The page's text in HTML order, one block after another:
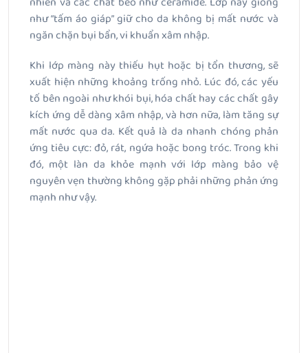
như “tấm áo giáp” giữ cho da không bị mất nước và
ngăn chặn bụi bẩn, vi khuẩn xâm nhập.
Khi lớp màng này thiếu hụt hoặc bị tổn thương, sẽ
xuất hiện những khoảng trống nhỏ. Lúc đó, các yếu
tố bên ngoài như khói bụi, hóa chất hay các chất gây
kích ứng dễ dàng xâm nhập, và hơn nữa, làm tăng sự
mất nước qua da. Kết quả là da nhanh chóng phản
ứng tiêu cực: đỏ, rát, ngứa hoặc bong tróc. Trong khi
đó, một làn da khỏe mạnh với lớp màng bảo vệ
nguyên vẹn thường không gặp phải những phản ứng
mạnh như vậy.